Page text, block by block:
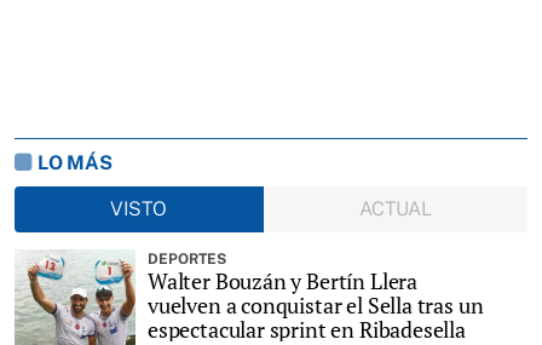
LO MÁS
VISTO
ACTUAL
DEPORTES
Walter Bouzán y Bertín Llera
vuelven a conquistar el Sella tras un
espectacular sprint en Ribadesella